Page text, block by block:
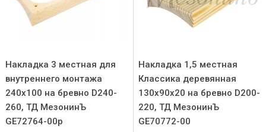
Накладка 3 местная для
внутреннего монтажа
240х100 на бревно D240-
260, ТД МезонинЪ
GE72764-00p
Накладка 1,5 местная
Классика деревянная
130х90х20 на бревно D200-
220, ТД МезонинЪ
GE70772-00